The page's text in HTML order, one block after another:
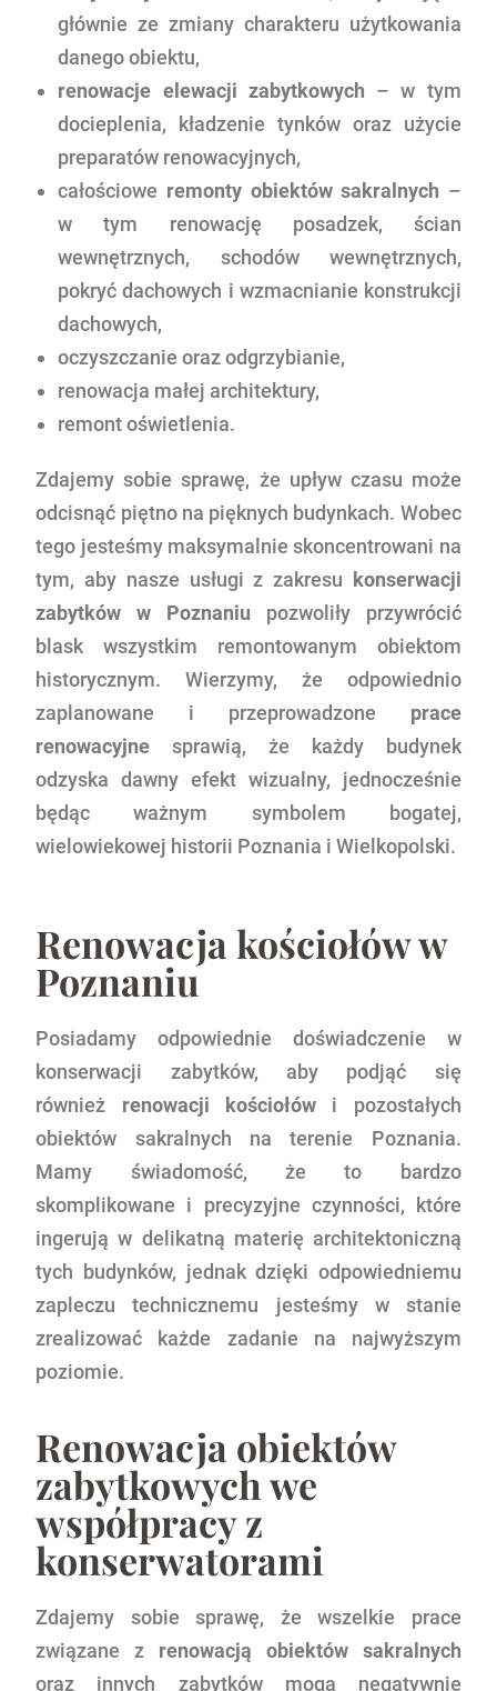
głównie ze zmiany charakteru użytkowania
danego obiektu,
renowacje elewacji zabytkowych – w tym
docieplenia, kładzenie tynków oraz użycie
preparatów renowacyjnych,
całościowe remonty obiektów sakralnych –
w tym renowację posadzek, ścian
wewnętrznych, schodów wewnętrznych,
pokryć dachowych i wzmacnianie konstrukcji
dachowych,
oczyszczanie oraz odgrzybianie,
renowacja małej architektury,
remont oświetlenia.
Zdajemy sobie sprawę, że upływ czasu może
odcisnąć piętno na pięknych budynkach. Wobec
tego jesteśmy maksymalnie skoncentrowani na
tym, aby nasze usługi z zakresu konserwacji
zabytków w Poznaniu pozwoliły przywrócić
blask wszystkim remontowanym obiektom
historycznym. Wierzymy, że odpowiednio
zaplanowane i przeprowadzone prace
renowacyjne sprawią, że każdy budynek
odzyska dawny efekt wizualny, jednocześnie
będąc ważnym symbolem bogatej,
wielowiekowej historii Poznania i Wielkopolski.
Renowacja kościołów w
Poznaniu
Posiadamy odpowiednie doświadczenie w
konserwacji zabytków, aby podjąć się
również renowacji kościołów i pozostałych
obiektów sakralnych na terenie Poznania.
Mamy świadomość, że to bardzo
skomplikowane i precyzyjne czynności, które
ingerują w delikatną materię architektoniczną
tych budynków, jednak dzięki odpowiedniemu
zapleczu technicznemu jesteśmy w stanie
zrealizować każde zadanie na najwyższym
poziomie.
Renowacja obiektów
zabytkowych we
współpracy z
konserwatorami
Zdajemy sobie sprawę, że wszelkie prace
związane z renowacją obiektów sakralnych
oraz innych zabytków mogą negatywnie